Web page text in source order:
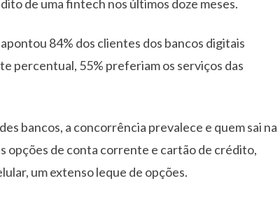
de uma fintech nos últimos doze meses.
84% dos clientes dos bancos digitais
percentual, 55% preferiam os serviços das
bancos, a concorrência prevalece e quem sai na
opções de conta corrente e cartão de crédito,
um extenso leque de opções.